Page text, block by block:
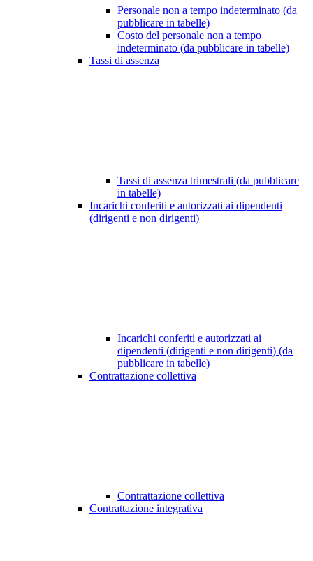
Personale non a tempo indeterminato (da
pubblicare in tabelle)
Costo del personale non a tempo
indeterminato (da pubblicare in tabelle)
Tassi di assenza
Tassi di assenza trimestrali (da pubblicare
in tabelle)
Incarichi conferiti e autorizzati ai dipendenti
(dirigenti e non dirigenti)
Incarichi conferiti e autorizzati ai
dipendenti (dirigenti e non dirigenti) (da
pubblicare in tabelle)
Contrattazione collettiva
Contrattazione collettiva
Contrattazione integrativa